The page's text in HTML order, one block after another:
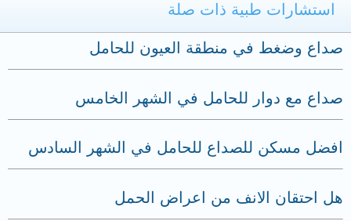
استشارات طبية ذات صلة
صداع وضغط في منطقة العيون للحامل
صداع مع دوار للحامل في الشهر الخامس
افضل مسكن للصداع للحامل في الشهر السادس
هل احتقان الانف من اعراض الحمل